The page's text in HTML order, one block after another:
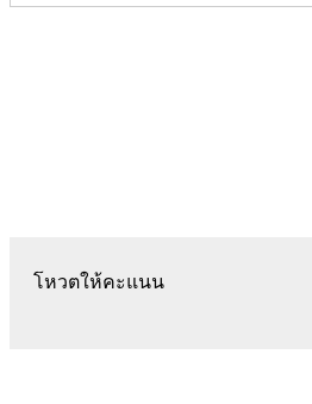
โหวตให้คะแนน